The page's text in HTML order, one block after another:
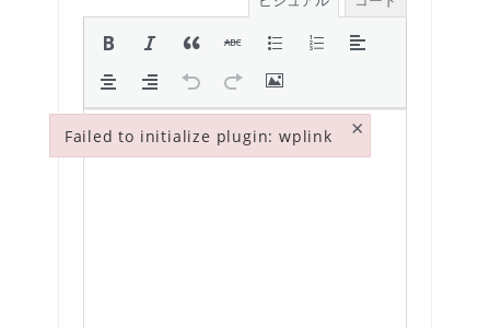
Failed to initialize plugin: wplink ×
Failed to initialize plugin: wplink